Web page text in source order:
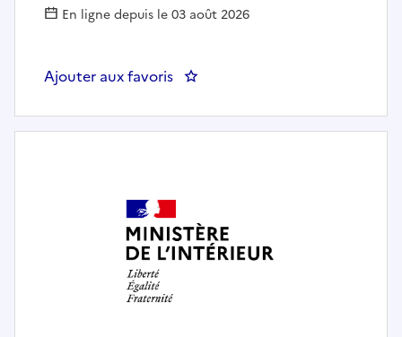
En ligne depuis le 03 août 2026
Ajouter aux favoris : Secrétaire Administratif -